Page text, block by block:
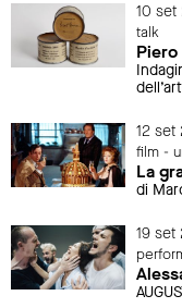
10 set
talk
Piero
12 set
film -
La
di
19